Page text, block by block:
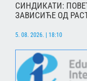
СИНДИКАТИ:
ЗАВИСИЋЕ ОД
5. 08. 2026. | 18:10